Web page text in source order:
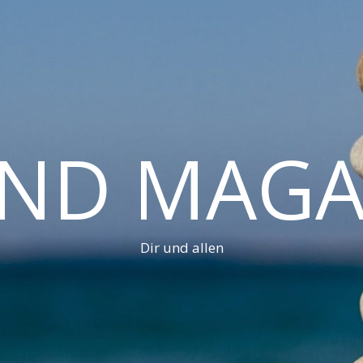
Dir und allen